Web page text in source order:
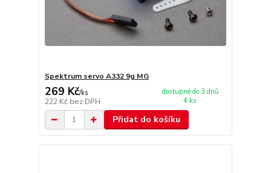
Spektrum servo A332 9g MG
269 Kč/ks
222 Kč bez DPH
dostupné do 3 dnů
4 ks
Přidat do košíku